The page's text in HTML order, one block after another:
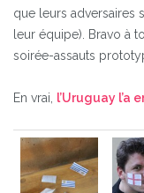
que leurs adversaires
leur équipe).
Bravo à
soirée-assauts
En vrai, l’Uruguay l’a